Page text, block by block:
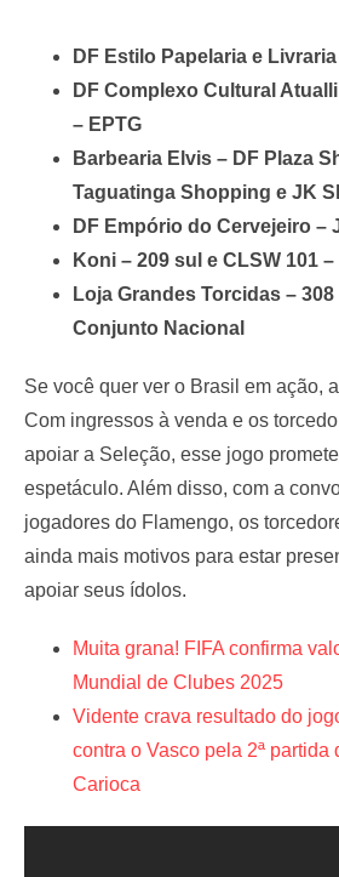
DF Estilo Papelaria e
DF Complexo Cultural
– EPTG
Barbearia Elvis – DF Plaza
Taguatinga Shopping e JK
DF Empório do Cervejeiro –
Koni – 209 sul e CLSW 101
Loja Grandes Torcidas –
Conjunto Nacional
Se você quer ver o Brasil em ação,
Com ingressos à venda e os
apoiar a Seleção, esse jogo
espetáculo. Além disso, com a
jogadores do Flamengo, os
ainda mais motivos para estar
apoiar seus ídolos.
Muita grana! FIFA confirma
Mundial de Clubes 2025
Vidente crava resultado do
contra o Vasco pela 2ª partida
Carioca